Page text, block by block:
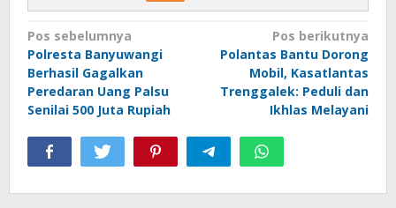
Navigasi
pos
Pos sebelumnya
Polresta Banyuwangi
Berhasil Gagalkan
Peredaran Uang Palsu
Senilai 500 Juta Rupiah
Pos berikutnya
Polantas Bantu Dorong
Mobil, Kasatlantas
Trenggalek: Peduli dan
Ikhlas Melayani